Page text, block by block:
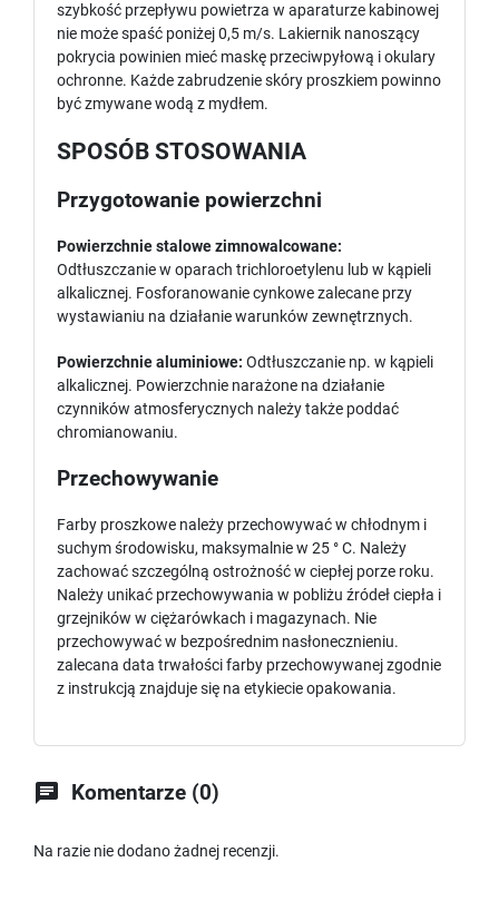
szybkość przepływu powietrza w aparaturze kabinowej
nie może spaść poniżej 0,5 m/s. Lakiernik nanoszący
pokrycia powinien mieć maskę przeciwpyłową i okulary
ochronne. Każde zabrudzenie skóry proszkiem powinno
być zmywane wodą z mydłem.
SPOSÓB STOSOWANIA
Przygotowanie powierzchni
Powierzchnie stalowe zimnowalcowane:
Odtłuszczanie w oparach trichloroetylenu lub w kąpieli
alkalicznej. Fosforanowanie cynkowe zalecane przy
wystawianiu na działanie warunków zewnętrznych.
Powierzchnie aluminiowe: Odtłuszczanie np. w kąpieli
alkalicznej. Powierzchnie narażone na działanie
czynników atmosferycznych należy także poddać
chromianowaniu.
Przechowywanie
Farby proszkowe należy przechowywać w chłodnym i
suchym środowisku, maksymalnie w 25 ° C. Należy
zachować szczególną ostrożność w ciepłej porze roku.
Należy unikać przechowywania w pobliżu źródeł ciepła i
grzejników w ciężarówkach i magazynach. Nie
przechowywać w bezpośrednim nasłonecznieniu.
zalecana data trwałości farby przechowywanej zgodnie
z instrukcją znajduje się na etykiecie opakowania.
 Komentarze (0)
Na razie nie dodano żadnej recenzji.